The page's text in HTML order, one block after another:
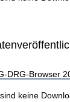
DRG-Browser
keine